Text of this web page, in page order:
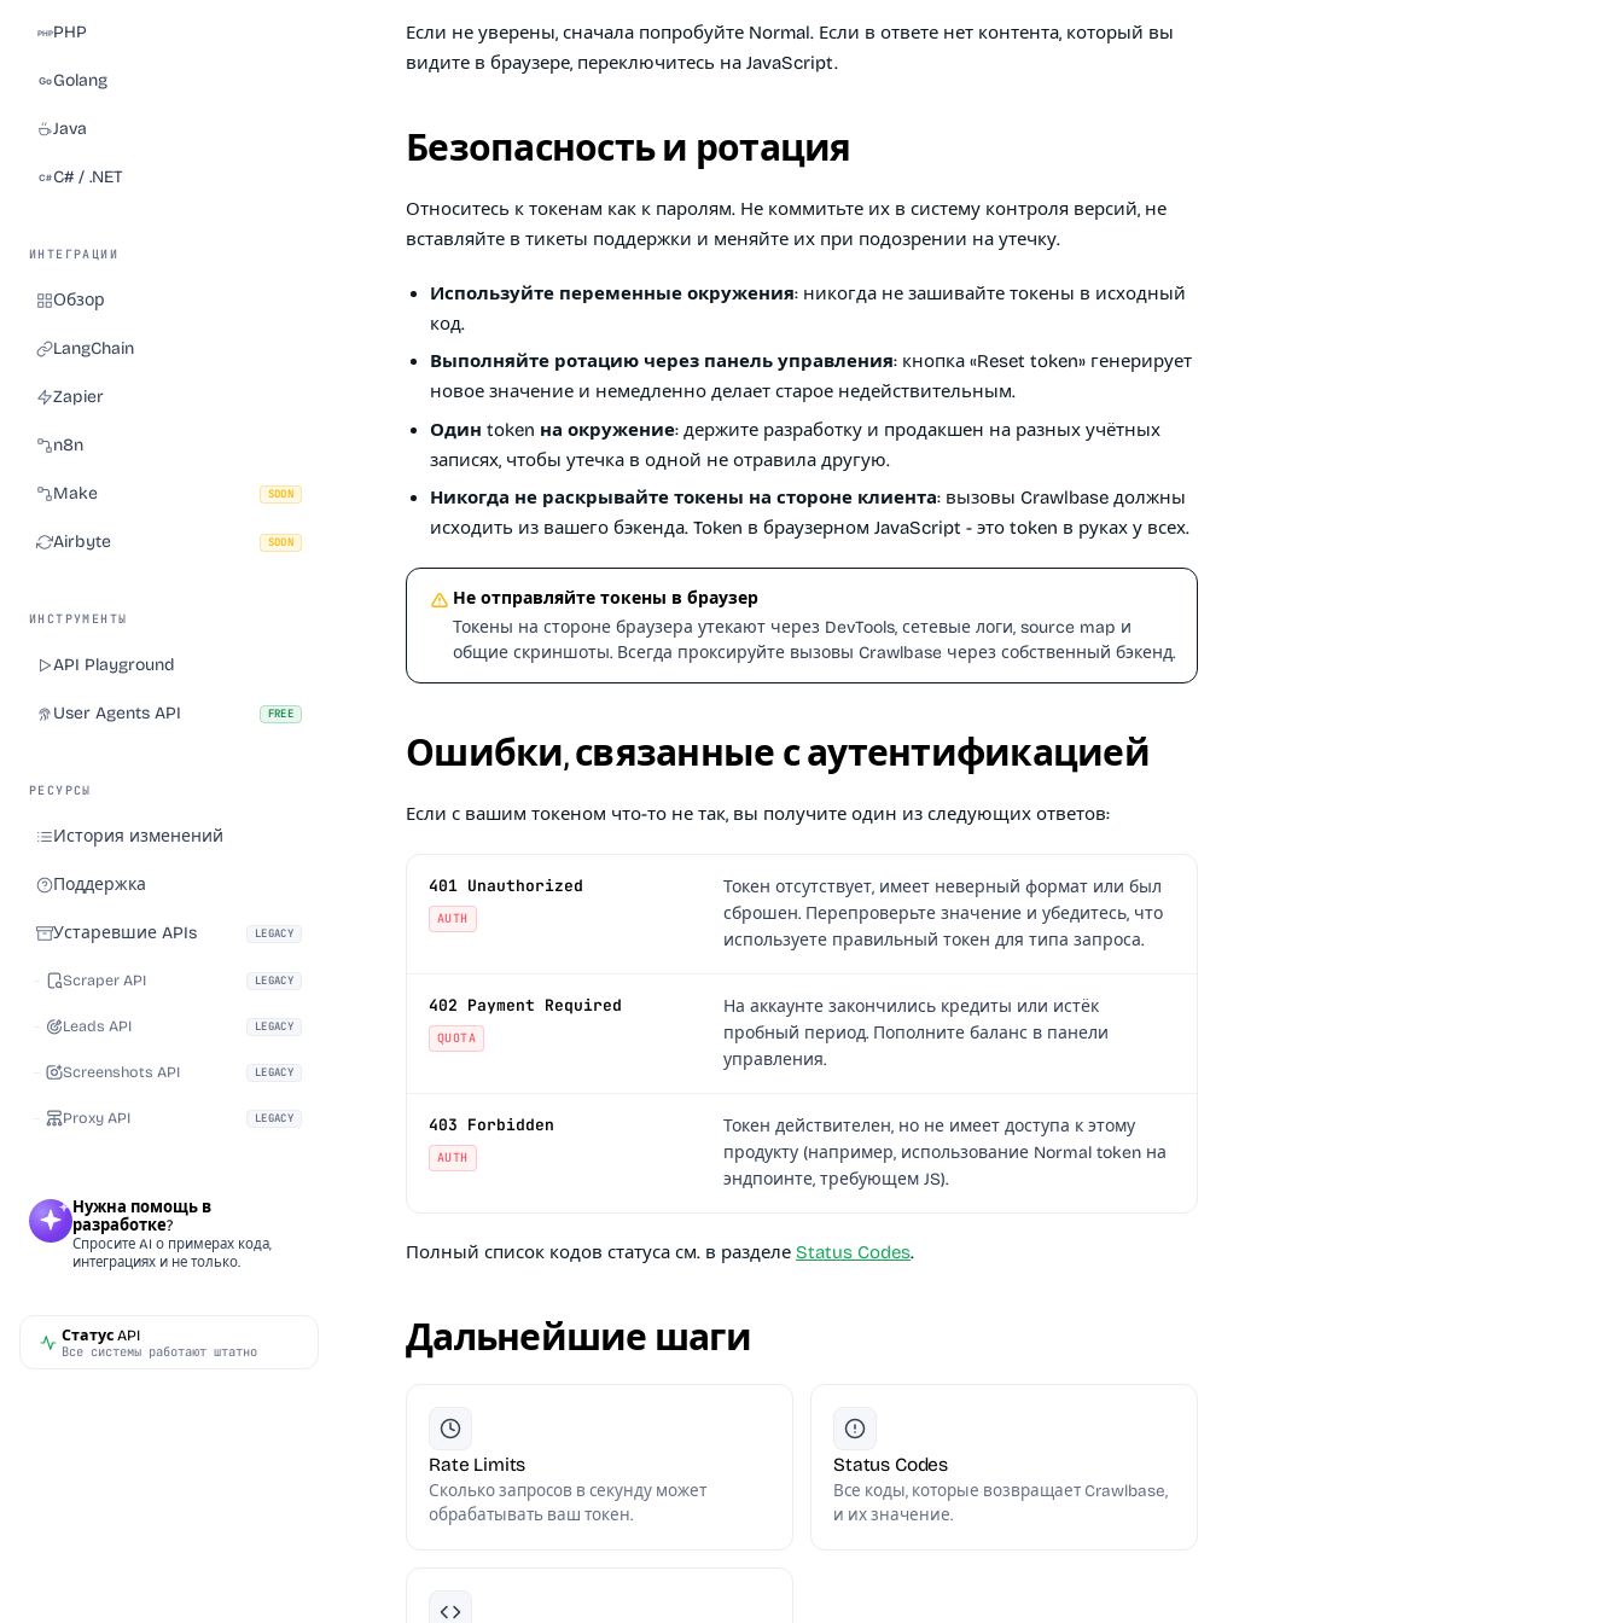
PHP
Golang
Java
C# / .NET
ИНТЕГРАЦИИ
Обзор
LangChain
Zapier
n8n
Make SOON
Airbyte SOON
ИНСТРУМЕНТЫ
API Playground
User Agents API FREE
РЕСУРСЫ
История изменений
Поддержка
Устаревшие APIs LEGACY
Scraper API LEGACY
Leads API LEGACY
Screenshots API LEGACY
Proxy API LEGACY
Нужна помощь в
разработке?
Спросите AI о примерах кода,
интеграциях и не только.
Статус API
Все системы работают штатно
Если не уверены, сначала попробуйте Normal. Если в ответе нет контента, который вы
видите в браузере, переключитесь на JavaScript.
Безопасность и ротация
Относитесь к токенам как к паролям. Не коммитьте их в систему контроля версий, не
вставляйте в тикеты поддержки и меняйте их при подозрении на утечку.
Используйте переменные окружения: никогда не зашивайте токены в исходный
код.
Выполняйте ротацию через панель управления: кнопка «Reset token» генерирует
новое значение и немедленно делает старое недействительным.
Один token на окружение: держите разработку и продакшен на разных учётных
записях, чтобы утечка в одной не отравила другую.
Никогда не раскрывайте токены на стороне клиента: вызовы Crawlbase должны
исходить из вашего бэкенда. Token в браузерном JavaScript - это token в руках у всех.
Не отправляйте токены в браузер
Токены на стороне браузера утекают через DevTools, сетевые логи, source map и
общие скриншоты. Всегда проксируйте вызовы Crawlbase через собственный бэкенд.
Ошибки, связанные с аутентификацией
Если с вашим токеном что-то не так, вы получите один из следующих ответов:
401 Unauthorized
AUTH
Токен отсутствует, имеет неверный формат или был
сброшен. Перепроверьте значение и убедитесь, что
используете правильный токен для типа запроса.
402 Payment Required
QUOTA
На аккаунте закончились кредиты или истёк
пробный период. Пополните баланс в панели
управления.
403 Forbidden
AUTH
Токен действителен, но не имеет доступа к этому
продукту (например, использование Normal token на
эндпоинте, требующем JS).
Полный список кодов статуса см. в разделе Status Codes.
Дальнейшие шаги
Rate Limits
Сколько запросов в секунду может
обрабатывать ваш токен.
Status Codes
Все коды, которые возвращает Crawlbase,
и их значение.